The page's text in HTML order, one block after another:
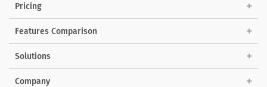
Pricing
Features Comparison
Solutions
Company